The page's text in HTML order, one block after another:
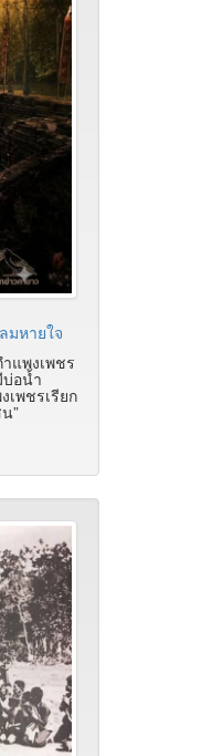
มหายใจ
แพงเพชร
อน้ำ
พชรเรียก
”